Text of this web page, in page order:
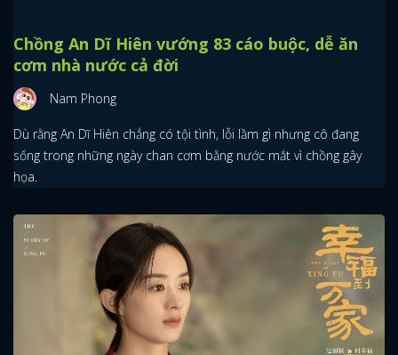
Chồng An Dĩ Hiên vướng 83 cáo buộc, dễ ăn
cơm nhà nước cả đời
Nam Phong
Dù rằng An Dĩ Hiên chẳng có tội tình, lỗi lầm gì nhưng cô đang
sống trong những ngày chan cơm bằng nước mắt vì chồng gây
họa.